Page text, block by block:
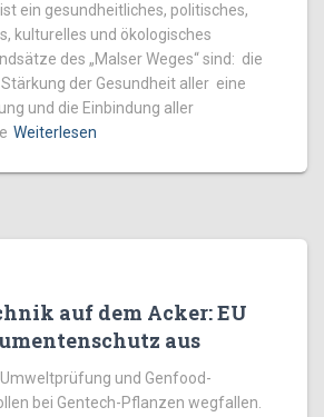
ist ein gesundheitliches, politisches,
kulturelles und ökologisches
des „Malser Weges“ sind: die
der Gesundheit aller eine
und die Einbindung aller
Weiterlesen
auf dem Acker: EU
aus
und Genfood-
bei Gentech-Pflanzen wegfallen.